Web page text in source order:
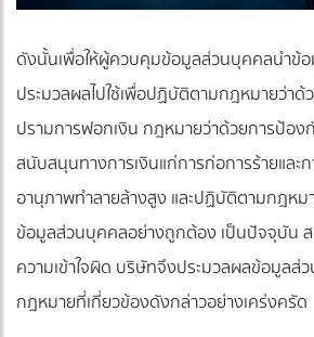
ดังนั้นเพื่อให้ผู้ควบคุมข้อมูลส่วนบุคคลนำข้
ประมวลผลไปใช้เพื่อปฏิบัติตามกฎหมายว่าด้
ปรามการฟอกเงิน กฎหมายว่าด้วยการป้อง
สนับสนุนทางการเงินแก่การก่อการร้ายและ
อานุภาพทำลายล้างสูง และปฏิบัติตามกฎห
ข้อมูลส่วนบุคคลอย่างถูกต้อง เป็นปัจจุบัน ส
ความเข้าใจผิด บริษัทจึงประมวลผลข้อมูลส่
กฎหมายที่เกี่ยวข้องดังกล่าวอย่างเคร่งครัด